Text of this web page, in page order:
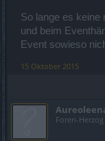
So lange es keine
und beim
Event sowieso
15 Oktober 2015
Foren-Herzog